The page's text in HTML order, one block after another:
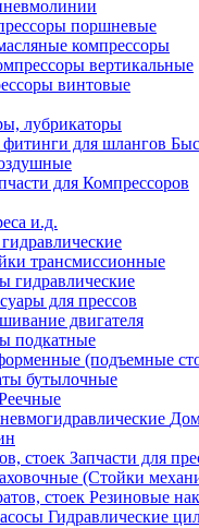
поршневые
компрессоры
вертикальные
винтовые
лубрикаторы
для Компрессоров
и.д.
трансмиссионные
гидравлические
для прессов
двигателя
подкатные
бутылочные
Запчасти для
Резиновые
Гидравлические